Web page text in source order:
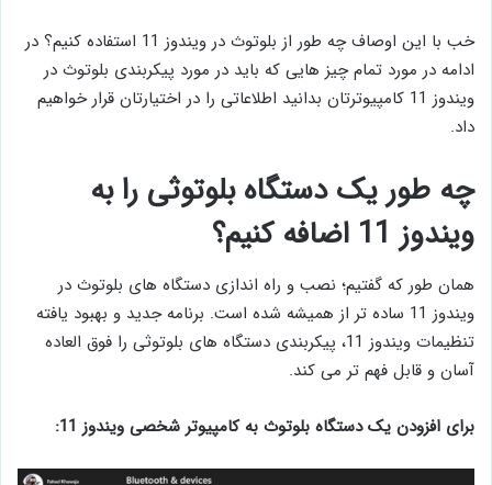
خب با این اوصاف چه طور از بلوتوث در ویندوز 11 استفاده کنیم؟ در
ادامه در مورد تمام چیز هایی که باید در مورد پیکربندی بلوتوث در
ویندوز 11 کامپیوترتان بدانید اطلاعاتی را در اختیارتان قرار خواهیم
داد.
چه طور یک دستگاه بلوتوثی را به
ویندوز 11 اضافه کنیم؟
همان طور که گفتیم؛ نصب و راه اندازی دستگاه های بلوتوث در
ویندوز 11 ساده تر از همیشه شده است. برنامه جدید و بهبود یافته
تنظیمات ویندوز 11، پیکربندی دستگاه ‌های بلوتوثی را فوق ‌العاده
آسان و قابل فهم تر می کند.
برای افزودن یک دستگاه بلوتوث به کامپیوتر شخصی ویندوز 11: